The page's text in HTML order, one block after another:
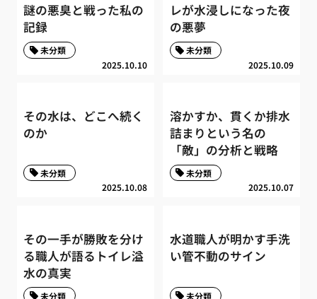
謎の悪臭と戦った私の
記録
2025.10.10
未分類
レが水浸しになった夜
の悪夢
2025.10.09
未分類
その水は、どこへ続く
のか
2025.10.08
未分類
溶かすか、貫くか排水
詰まりという名の
「敵」の分析と戦略
2025.10.07
未分類
その一手が勝敗を分け
る職人が語るトイレ溢
水の真実
未分類
水道職人が明かす手洗
い管不動のサイン
未分類